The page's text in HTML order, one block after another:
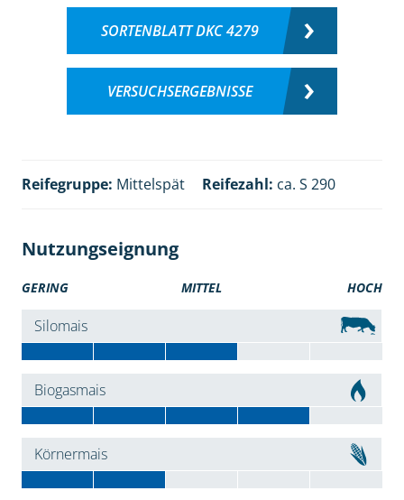
SORTENBLATT DKC 4279
VERSUCHSERGEBNISSE
Reifegruppe: Mittelspät Reifezahl: ca. S 290
Nutzungseignung
GERING MITTEL HOCH
Silomais
Biogasmais
Körnermais